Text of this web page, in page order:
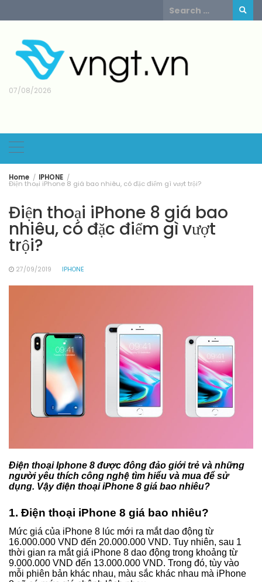
to
Search
for:
07/08/2026
Home IPHONE
Điện thoại iPhone 8 giá bao nhiêu, có đặc điểm gì vượt trội?
Điện thoại iPhone 8 giá bao
nhiêu, có đặc điểm gì vượt
trội?
27/09/2019 IPHONE
Điện thoại Iphone 8 được đông đảo giới trẻ và những
người yêu thích công nghệ tìm hiểu và mua để sử
dụng. Vậy điện thoại iPhone 8 giá bao nhiêu?
1. Điện thoại iPhone 8 giá bao nhiêu?
Mức giá của iPhone 8 lúc mới ra mắt dao động từ
16.000.000 VND đến 20.000.000 VND. Tuy nhiên, sau 1
thời gian ra mắt giá iPhone 8 dao động trong khoảng từ
9.000.000 VND đến 13.000.000 VND. Trong đó, tùy vào
mỗi phiên bản khác nhau, màu sắc khác nhau mà iPhone